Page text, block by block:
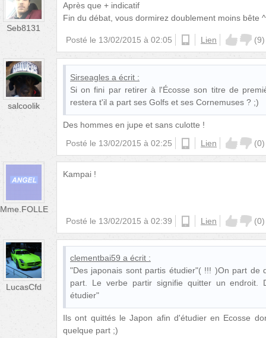
Seb8131
Après que + indicatif
Fin du débat, vous dormirez doublement moins bête
Posté le 13/02/2015 à 02:05 ios Lien (9)
salcoolik
Sirseagles a écrit :
Si on fini par retirer à l'Écosse son titre de
restera t'il a part ses Golfs et ses Cornemuses ? ;)
Des hommes en jupe et sans culotte !
Posté le 13/02/2015 à 02:25 androidLien (0)
Mme.FOLLE
Kampai !
Posté le 13/02/2015 à 02:39 Lien (0)
LucasCfd
clementbai59 a écrit :
"Des japonais sont partis étudier"( !!! )On part de
part. Le verbe partir signifie quitter un endroit.
étudier"
Ils ont quittés le Japon afin d'étudier en Ecosse
quelque part ;)